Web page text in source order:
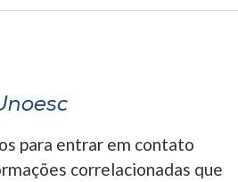
para entrar em contato
correlacionadas que